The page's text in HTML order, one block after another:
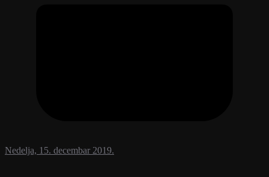
Nedelja, 15. decembar 2019.